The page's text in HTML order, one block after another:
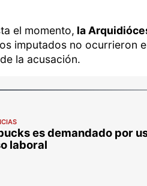
el momento, la
imputados no ocurrieron
la acusación.
es demandado por
laboral